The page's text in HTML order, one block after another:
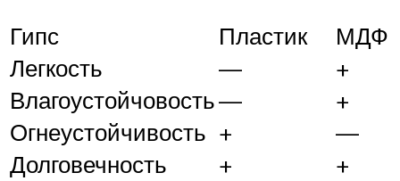
Гипс
Пластик
МДФ
Легкость
—
+
Влагоустойчовость—
+
Огнеустойчивость +
—
Долговечность
+ +